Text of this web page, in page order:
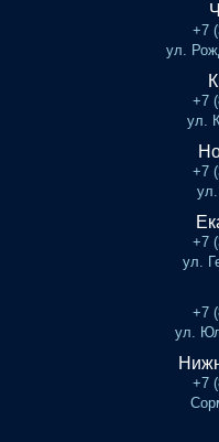
+7
ул.
+7
ул.
+7
+7
ул.
+7
ул.
+7